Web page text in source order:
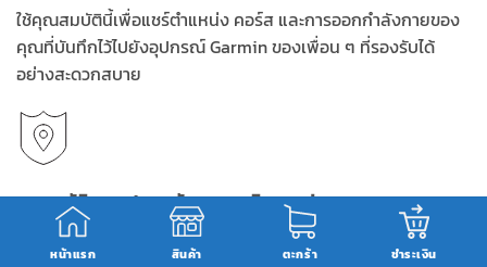
ใช้คุณสมบัตินี้เพื่อแชร์ตำแหน่ง คอร์ส และการออกกำลังกายของ
คุณที่บันทึกไว้ไปยังอุปกรณ์ Garmin ของเพื่อน ๆ ที่รองรับได้
อย่างสะดวกสบาย
คุณสมบัติความปลอดภัยและการติดตามต่าง ๆ
หากคุณรู้สึกไม่ปลอดภัยหรือหากนาฬิกาของคุณตรวจจับว่ามี
หน้าแรก สินค้า ตะกร้า ชำระเงิน